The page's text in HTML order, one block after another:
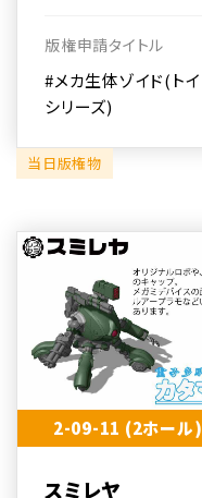
版権申請タイトル
#メカ生体ゾイド(トイ
シリーズ)
当日版権物
2-09-11 (2ホール)
スミレヤ